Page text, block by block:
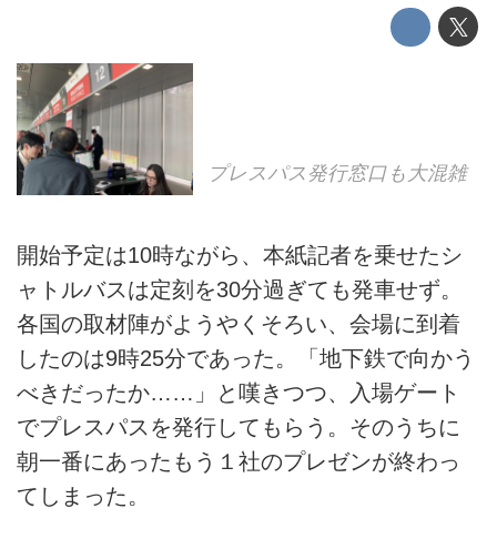
プレスパス発行窓口も大混雑
開始予定は10時ながら、本紙記者を乗せたシ
ャトルバスは定刻を30分過ぎても発車せず。
各国の取材陣がようやくそろい、会場に到着
したのは9時25分であった。「地下鉄で向かう
べきだったか……」と嘆きつつ、入場ゲート
でプレスパスを発行してもらう。そのうちに
朝一番にあったもう１社のプレゼンが終わっ
てしまった。